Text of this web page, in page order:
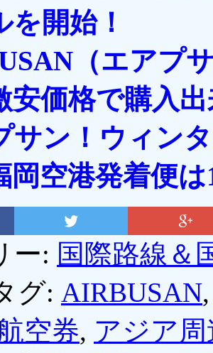
を開始！
（エアプ
安価格で購入
サン！ウィン
岡空港発着便
ー: 国際路線＆
グ: AIRBUSAN
空券, アジア